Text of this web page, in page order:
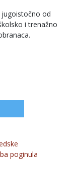
od
i trenažno
poginula